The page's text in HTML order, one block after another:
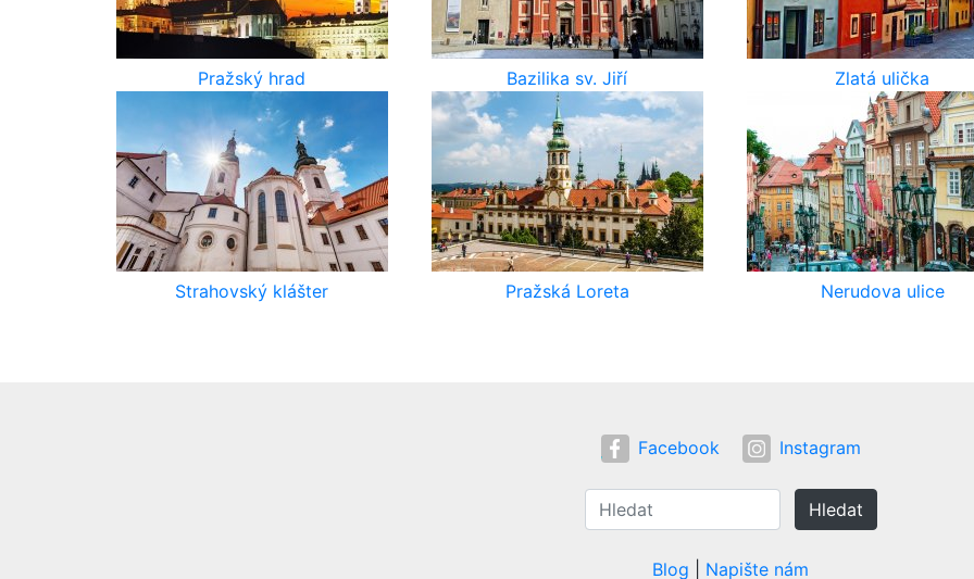
Pražský hrad Bazilika sv. Jiří Zlatá ulička
Strahovský klášter Pražská Loreta Nerudova ulice
Facebook Instagram
Hledat
Blog Napište nám